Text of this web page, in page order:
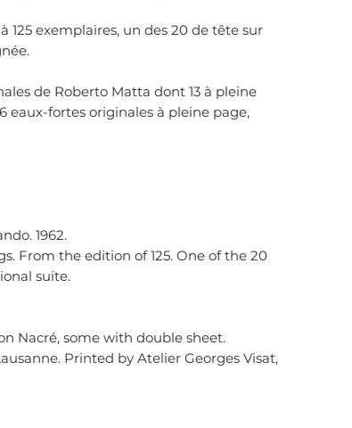
125 exemplaires, un des 20 de tête sur
de Roberto Matta dont 13 à pleine
eaux-fortes originales à pleine page,
1962.
From the edition of 125. One of the 20
suite.
Nacré, some with double sheet.
Printed by Atelier Georges Visat,